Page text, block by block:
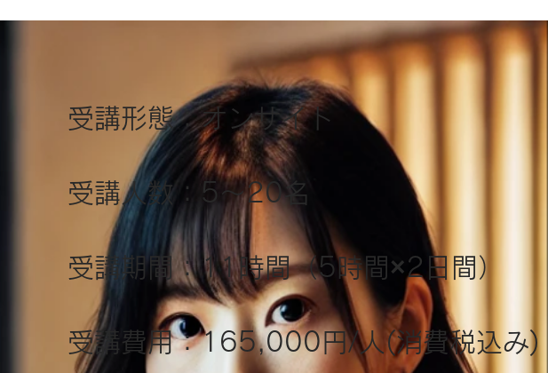
受講形態：オンサイト
受講人数：5〜20名
受講期間：11時間（5時間×2日間）
​受講費用：165,000円/人(消費税込み)